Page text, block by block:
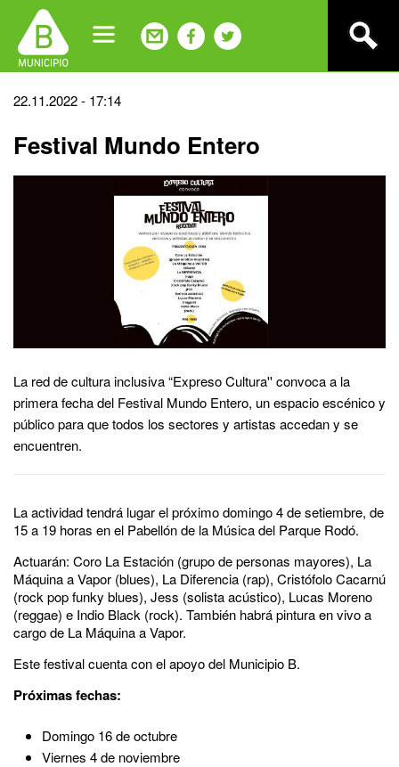
navigation
Back
top
22.11.2022 - 17:14
Festival Mundo Entero
La red de cultura inclusiva “Expreso Cultura'' convoca a la
primera fecha del Festival Mundo Entero, un espacio escénico y
público para que todos los sectores y artistas accedan y se
encuentren.
La actividad tendrá lugar el próximo domingo 4 de setiembre, de
15 a 19 horas en el Pabellón de la Música del Parque Rodó.
Actuarán: Coro La Estación (grupo de personas mayores), La
Máquina a Vapor (blues), La Diferencia (rap), Cristófolo Cacarnú
(rock pop funky blues), Jess (solista acústico), Lucas Moreno
(reggae) e Indio Black (rock). También habrá pintura en vivo a
cargo de La Máquina a Vapor.
Este festival cuenta con el apoyo del Municipio B.
Próximas fechas:
Domingo 16 de octubre
Viernes 4 de noviembre